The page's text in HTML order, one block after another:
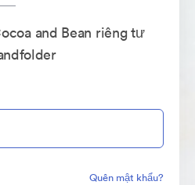
and Bean riêng tư
Quên mật khẩu?